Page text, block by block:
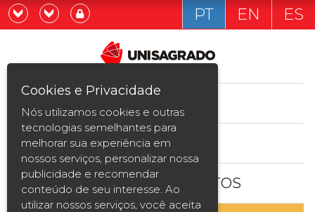
Graduação
Pós-graduação e MBA
Curta Duração
Vestibular
Já sou estudande
Quero ser estudante
PT EN ES
ESTUDE AQUI
BOLSAS E DESCONTOS
Cookies e Privacidade
Nós utilizamos cookies e outras
tecnologias semelhantes para
melhorar sua experiência em
nossos serviços, personalizar nossa
publicidade e recomendar
conteúdo de seu interesse. Ao
utilizar nossos serviços, você aceita